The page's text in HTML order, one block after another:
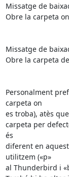
Missatge de
Obre la carpeta
Missatge de
Obre la carpeta
Personalment
carpeta on
es troba), atès
carpeta per
és
diferent en
utilitzem («p»
al Thunderbird i